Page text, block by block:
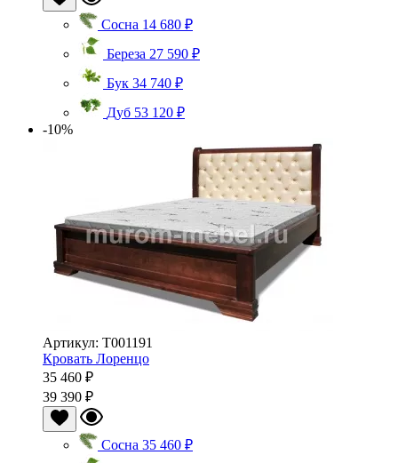
Сосна 14 680 ₽
Береза 27 590 ₽
Бук 34 740 ₽
Дуб 53 120 ₽
-10%
Артикул: Т001191
Кровать Лоренцо
35 460 ₽
39 390 ₽
Сосна 35 460 ₽